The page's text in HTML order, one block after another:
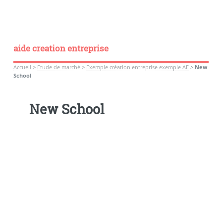
aide creation entreprise
Accueil > Etude de marché> Exemple création entreprise exemple AE> New
School
New School